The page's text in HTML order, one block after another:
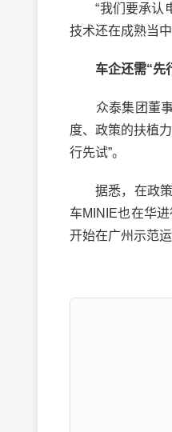
“我们要承认电
技术还在成熟当
车企还需“先
众泰集团董事
度、政策的扶植
行先试”。
据悉，在政策
车MINIE也在华
开始在广州示范运